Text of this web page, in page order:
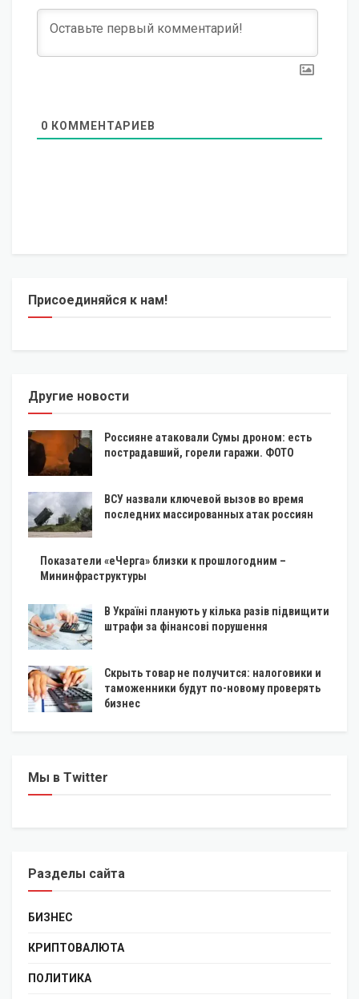
0 КОММЕНТАРИЕВ
Присоединяйся к нам!
Другие новости
Россияне атаковали Сумы дроном: есть
пострадавший, горели гаражи. ФОТО
ВСУ назвали ключевой вызов во время
последних массированных атак россиян
Показатели «еЧерга» близки к прошлогодним –
Мининфраструктуры
В Україні планують у кілька разів підвищити
штрафи за фінансові порушення
Скрыть товар не получится: налоговики и
таможенники будут по-новому проверять
бизнес
Мы в Twitter
Разделы сайта
БИЗНЕС
КРИПТОВАЛЮТА
ПОЛИТИКА